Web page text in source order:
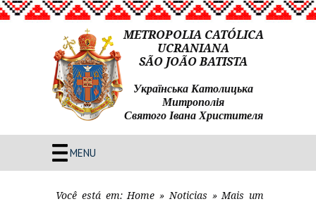
METROPOLIA CATÓLICA
UCRANIANA
SÃO JOÃO BATISTA
Українська Католицька
Митрополія
Святого Івана Христителя
MENU
Você está em: Home » Noticias » Mais um